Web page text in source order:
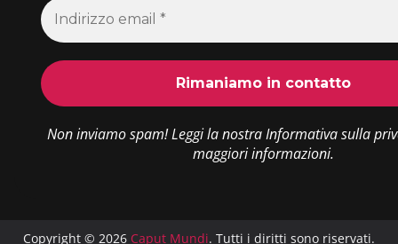
Non inviamo spam! Leggi la nostraInformativa sulla
maggiori informazioni.
Copyright © 2026 Caput Mundi. Tutti i diritti sono riservati.